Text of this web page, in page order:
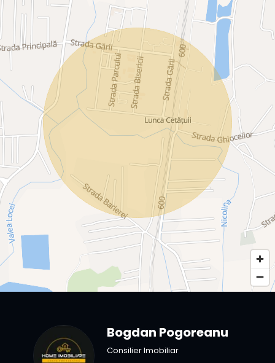
Bogdan Pogoreanu
Consilier Imobiliar